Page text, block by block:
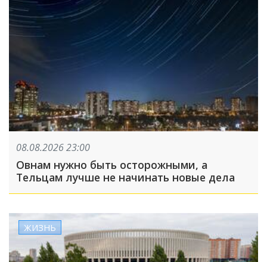
08.08.2026 23:00
Овнам нужно быть осторожными, а
Тельцам лучше не начинать новые дела
ЖИЗНЬ